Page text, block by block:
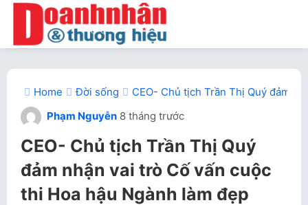
Home Đời sống
CEO- Chủ tịch Trần Thị Quý đảm
Phạm Nguyễn 8 tháng trước
CEO- Chủ tịch Trần Thị Quý
đảm nhận vai trò Cố vấn cuộc
thi Hoa hậu Ngành làm đẹp